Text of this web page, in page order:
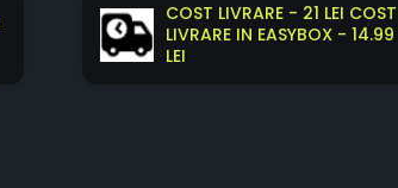
COST LIVRARE - 21 LEI COST
LIVRARE IN EASYBOX - 14.99
LEI